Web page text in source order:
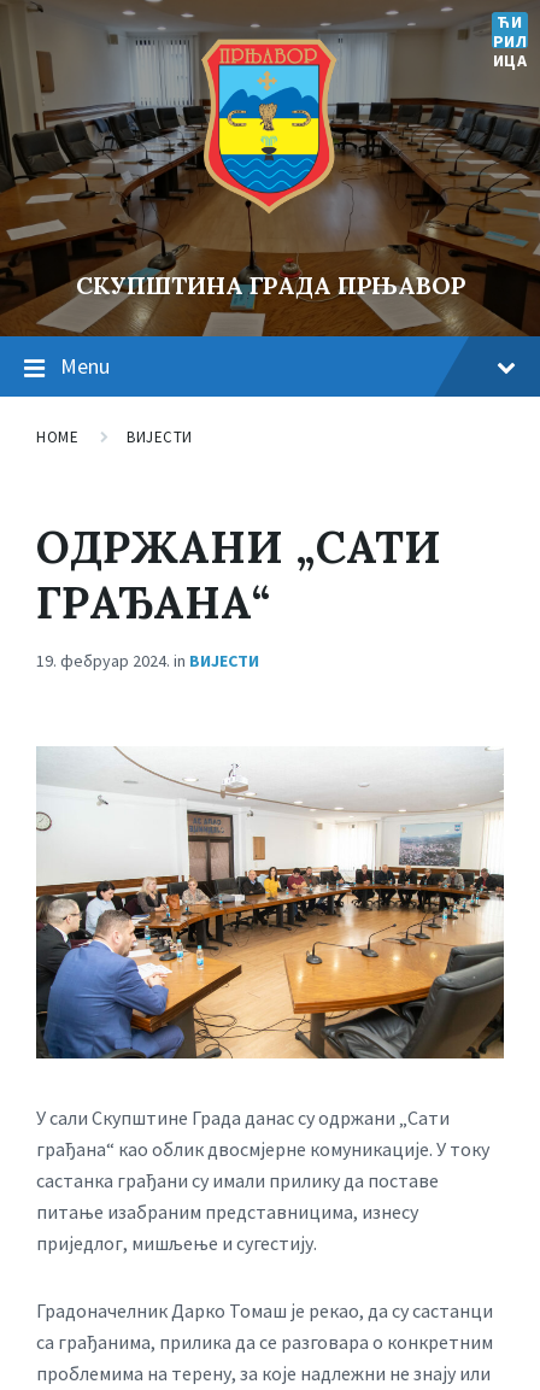
ЋИ
РИЛ
ИЦА
СКУПШТИНА ГРАДА ПРЊАВОР
Menu
HOME ВИЈЕСТИ
ОДРЖАНИ „САТИ
ГРАЂАНА“
19. фебруар 2024. in ВИЈЕСТИ
У сали Скупштине Града данас су одржани „Сати
грађана“ као облик двосмјерне комуникације. У току
састанка грађани су имали прилику да поставе
питање изабраним представницима, изнесу
приједлог, мишљење и сугестију.
Градоначелник Дарко Томаш је рекао, да су састанци
са грађанима, прилика да се разговара о конкретним
проблемима на терену, за које надлежни не знају или